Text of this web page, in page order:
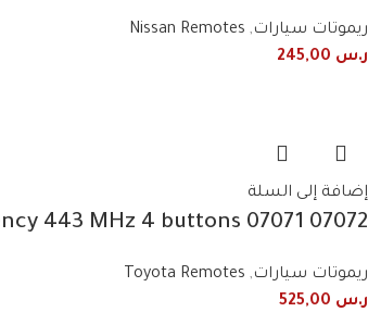
ريموتات سيارات,
Nissan Remotes
ر.س
إضافة إلى السلة
07072 07071 Toyota Avalon 2010/2013 remote control frequency 443 MHz 4 buttons
ريموتات سيارات,
Toyota Remotes
ر.س